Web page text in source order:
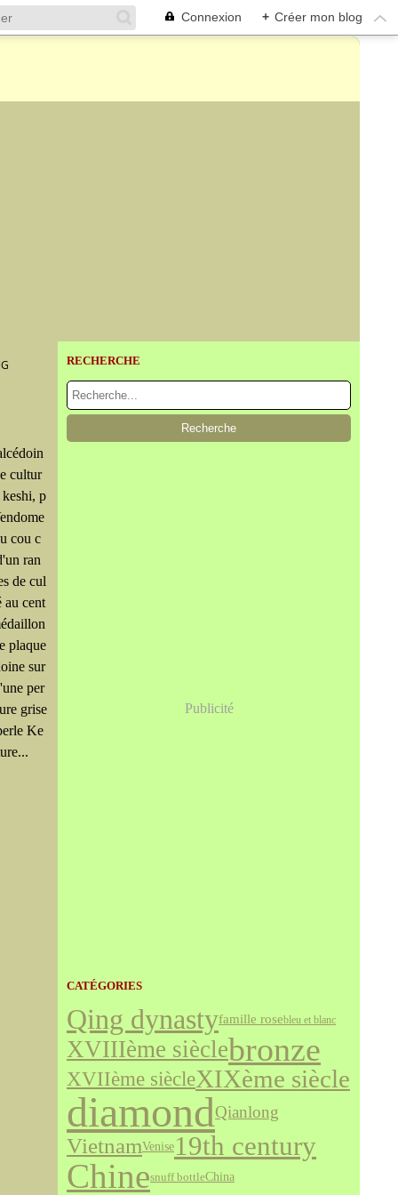
Connexion + Créer mon blog
cultur
keshi, p
cou c
ran
de cul
au cent
plaque
sur
per
grise
Ke
RECHERCHE
Publicité
CATÉGORIES
Qing dynastyfamille rosebleu et blanc
XVIIIème sièclebronze
XVIIème siècleXIXème siècle
diamondQianlong
VietnamVenise19th century
Chinesnuff bottleChina